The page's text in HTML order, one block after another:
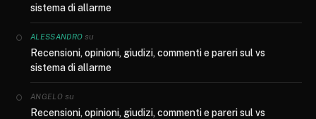
sistema di allarme
ALESSANDRO su
Recensioni, opinioni, giudizi, commenti e pareri sul vs
sistema di allarme
ANGELOsu
Recensioni, opinioni, giudizi, commenti e pareri sul vs